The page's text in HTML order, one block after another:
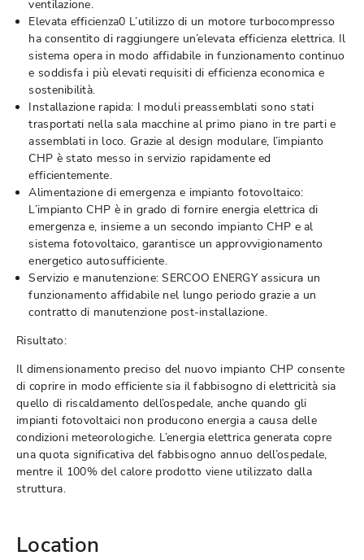
ventilazione.
Elevata efficienza0 L’utilizzo di un motore turbocompresso
ha consentito di raggiungere un’elevata efficienza elettrica. Il
sistema opera in modo affidabile in funzionamento continuo
e soddisfa i più elevati requisiti di efficienza economica e
sostenibilità.
Installazione rapida: I moduli preassemblati sono stati
trasportati nella sala macchine al primo piano in tre parti e
assemblati in loco. Grazie al design modulare, l’impianto
CHP è stato messo in servizio rapidamente ed
efficientemente.
Alimentazione di emergenza e impianto fotovoltaico:
L’impianto CHP è in grado di fornire energia elettrica di
emergenza e, insieme a un secondo impianto CHP e al
sistema fotovoltaico, garantisce un approvvigionamento
energetico autosufficiente.
Servizio e manutenzione: SERCOO ENERGY assicura un
funzionamento affidabile nel lungo periodo grazie a un
contratto di manutenzione post-installazione.
Risultato:
Il dimensionamento preciso del nuovo impianto CHP consente
di coprire in modo efficiente sia il fabbisogno di elettricità sia
quello di riscaldamento dell’ospedale, anche quando gli
impianti fotovoltaici non producono energia a causa delle
condizioni meteorologiche. L’energia elettrica generata copre
una quota significativa del fabbisogno annuo dell’ospedale,
mentre il 100% del calore prodotto viene utilizzato dalla
struttura.
Location